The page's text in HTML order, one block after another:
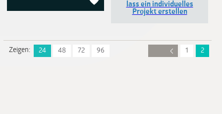
lass ein individuelles
Projekt erstellen
Zeigen: 24 48 72 96 1 2